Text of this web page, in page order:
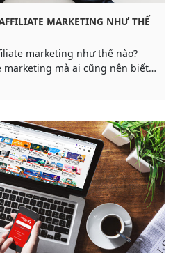
MARKETING NHƯ THẾ
marketing như thế nào?
marketing mà ai cũng nên biết.